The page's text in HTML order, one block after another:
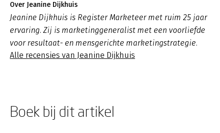
Over Jeanine Dijkhuis
Jeanine Dijkhuis is Register Marketeer met ruim 25 jaar
ervaring. Zij is marketinggeneralist met een voorliefde
voor resultaat- en mensgerichte marketingstrategie.
Alle recensies van Jeanine Dijkhuis
Boek bij dit artikel